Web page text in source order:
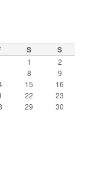
S S
1
2
8
9
15
16
22
23
29
30